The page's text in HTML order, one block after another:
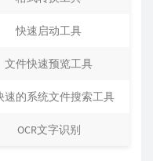
快速启动工具
文件快速预览工具
速的系统文件搜索工具
OCR文字识别